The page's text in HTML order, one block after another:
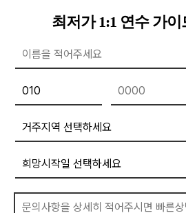
최저가 1:1 연수 가